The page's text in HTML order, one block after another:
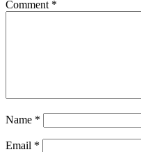
Comment *
Name *
Email *